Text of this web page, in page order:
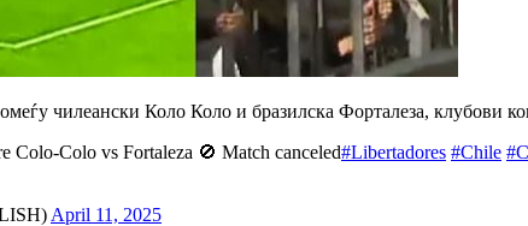
чилеански Коло Коло и бразилска Форталеза, клубови
Colo-Colo vs Fortaleza 🚫 Match canceled#Libertadores #Chile
April 11, 2025